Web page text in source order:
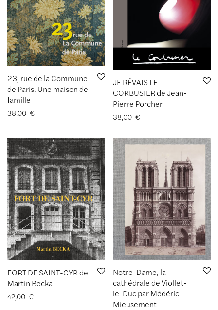
23, rue de la Commune
de Paris. Une maison de
famille
38,00 €
JE RÊVAIS LE
CORBUSIER de Jean-
Pierre Porcher
38,00 €
FORT DE SAINT-CYR de
Martin Becka
42,00 €
Notre-Dame, la
cathédrale de Viollet-
le-Duc par Médéric
Mieusement